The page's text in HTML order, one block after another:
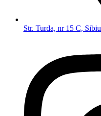
Str. Turda, nr 15 C, Sibiu